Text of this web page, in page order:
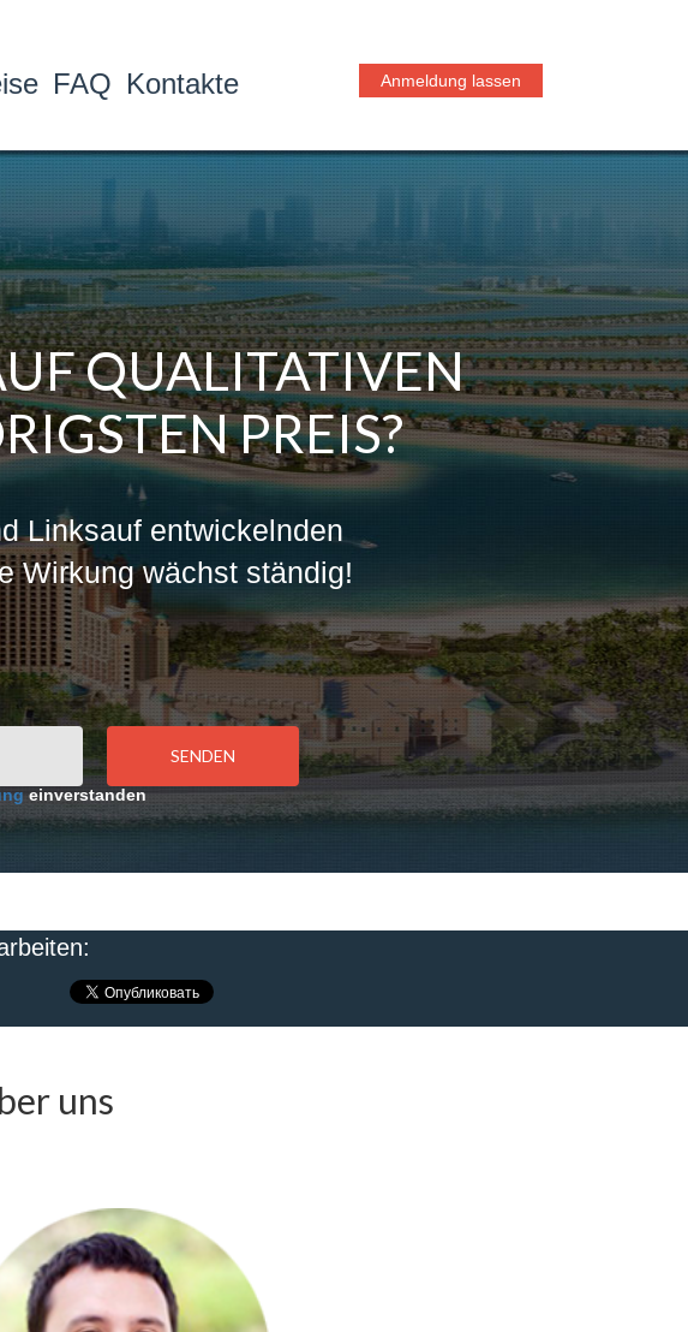
FAQ Kontakte Anmeldung lassen
QUALITATIVEN
PREIS?
Linksauf entwickelnden
Wirkung wächst ständig!
einverstanden
uns